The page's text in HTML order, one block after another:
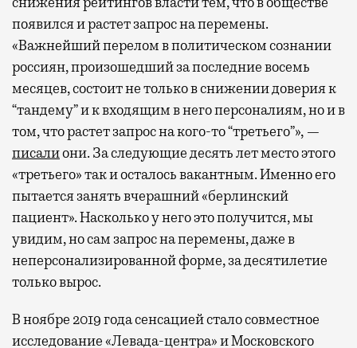
появился и растет запрос на перемены.
«Важнейший перелом в политическом сознании
россиян, произошедший за последние восемь
месяцев, состоит не только в снижении доверия к
“тандему” и к входящим в него персоналиям, но и в
том, что растет запрос на кого-то “третьего”», —
писалиони. За следующие десять лет место этого
«третьего» так и осталось вакантным. Именно его
пытается занять вчерашний «берлинский
пациент». Насколько у него это получится, мы
увидим, но сам запрос на перемены, даже в
неперсонализированной форме, за десятилетие
только вырос.
В ноябре 2019 года сенсацией стало совместное
исследование «Левада-центра» и Московского